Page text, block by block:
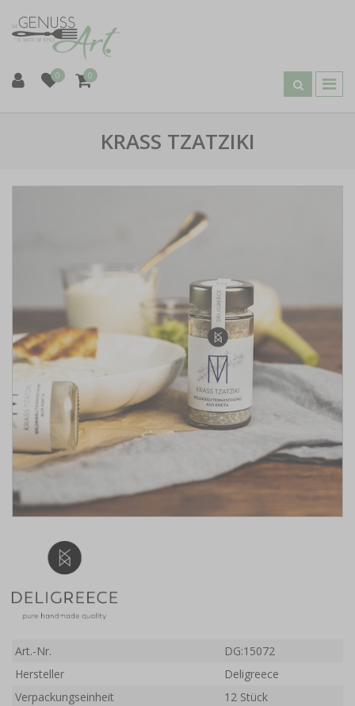
0 0
KRASS TZATZIKI
Art.-Nr.
DG:15072
Hersteller
Deligreece
Verpackungseinheit
12 Stück